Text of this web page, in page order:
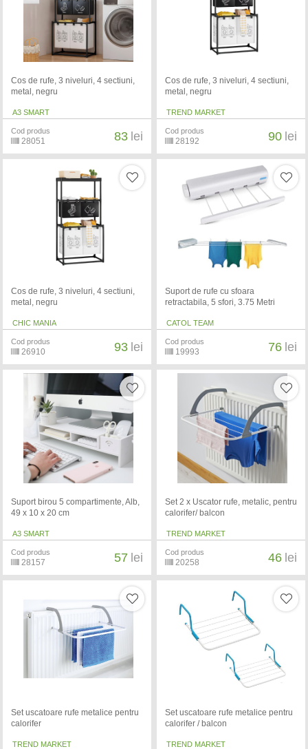
Cos de rufe, 3 niveluri, 4 sectiuni,
metal, negru
A3 SMART
Cod produs
28051 83 lei
Cos de rufe, 3 niveluri, 4 sectiuni,
metal, negru
TREND MARKET
Cod produs
28192 90 lei
Cos de rufe, 3 niveluri, 4 sectiuni,
metal, negru
CHIC MANIA
Cod produs
26910 93 lei
Suport de rufe cu sfoara
retractabila, 5 sfori, 3.75 Metri
CATOL TEAM
Cod produs
19993 76 lei
Suport birou 5 compartimente, Alb,
49 x 10 x 20 cm
A3 SMART
Cod produs
28157 57 lei
Set 2 x Uscator rufe, metalic, pentru
calorifer/ balcon
TREND MARKET
Cod produs
20258 46 lei
Set uscatoare rufe metalice pentru
calorifer
TREND MARKET
Set uscatoare rufe metalice pentru
calorifer / balcon
TREND MARKET